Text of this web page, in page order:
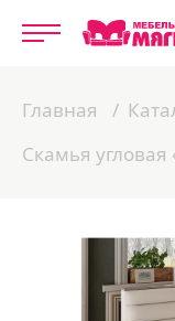
Главная
Скамья